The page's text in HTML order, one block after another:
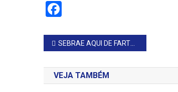
Navegação
de
Post
SEBRAE AQUI DE FARTURA E PIRAJU RECEBEM SELO DE REFERÊNCIA EM ATENDIMENTO
VEJA TAMBÉM